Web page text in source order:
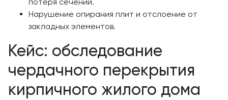
Нарушение опирания плит и отслоение от
закладных элементов.
Кейс: обследование
чердачного перекрытия
кирпичного жилого дома